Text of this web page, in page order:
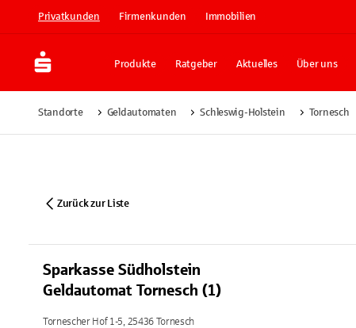
Privatkunden Firmenkunden Immobilien
Produkte Ratgeber Aktuelles Über uns
Standorte Geldautomaten Schleswig-Holstein Tornesch
Zurück zur Liste
Sparkasse Südholstein
Geldautomat Tornesch (1)
Tornescher Hof 1-5, 25436 Tornesch